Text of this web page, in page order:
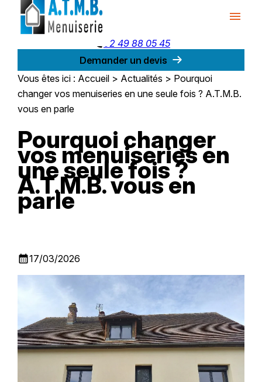
menu
phone 02 49 88 05 45
Demander un devis
Vous êtes ici : Accueil> Actualités > Pourquoi
changer vos menuiseries en une seule fois ? A.T.M.B.
vous en parle
Pourquoi changer
vos menuiseries en
une seule fois ?
A.T.M.B. vous en
parle
calendar_month17/03/2026
Panneau de gestion des cookies